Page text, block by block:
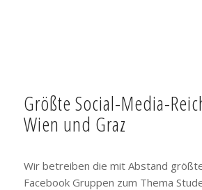
Größte Social-Media-
Wien und Graz
Wir betreiben die mit Abstand
Facebook Gruppen zum Thema